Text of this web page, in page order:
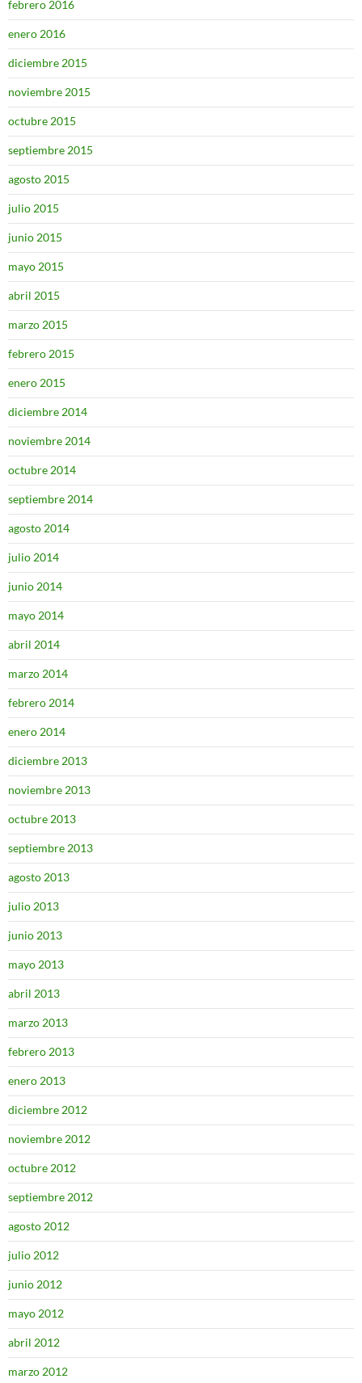
febrero 2016
enero 2016
diciembre 2015
noviembre 2015
octubre 2015
septiembre 2015
agosto 2015
julio 2015
junio 2015
mayo 2015
abril 2015
marzo 2015
febrero 2015
enero 2015
diciembre 2014
noviembre 2014
octubre 2014
septiembre 2014
agosto 2014
julio 2014
junio 2014
mayo 2014
abril 2014
marzo 2014
febrero 2014
enero 2014
diciembre 2013
noviembre 2013
octubre 2013
septiembre 2013
agosto 2013
julio 2013
junio 2013
mayo 2013
abril 2013
marzo 2013
febrero 2013
enero 2013
diciembre 2012
noviembre 2012
octubre 2012
septiembre 2012
agosto 2012
julio 2012
junio 2012
mayo 2012
abril 2012
marzo 2012